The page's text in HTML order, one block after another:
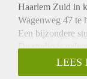
Haarlem Zuid in
Wagenweg 47 te
Een bijzondere
De studio is
tuin en beschikt
minuten
LEES